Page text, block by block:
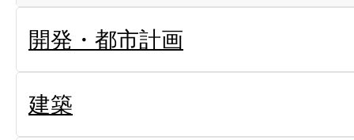
開発・都市計画
建築